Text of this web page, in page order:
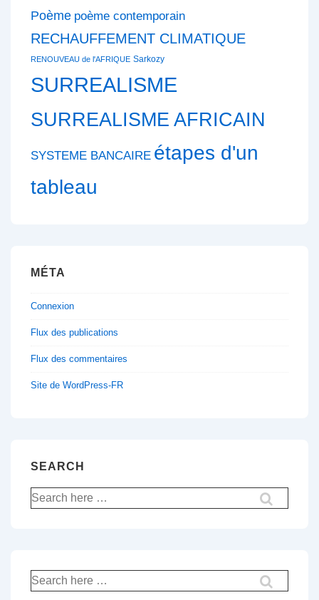
Poème poème contemporain
RECHAUFFEMENT CLIMATIQUE
RENOUVEAU de l'AFRIQUE Sarkozy
SURREALISME
SURREALISME AFRICAIN
SYSTEME BANCAIRE étapes d'un
tableau
MÉTA
Connexion
Flux des publications
Flux des commentaires
Site de WordPress-FR
SEARCH
Recherche
pour:
Recherche
pour: